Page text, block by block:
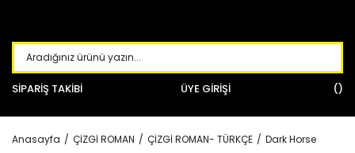
SİPARİŞ TAKİBİ ÜYE GİRİŞİ
Anasayfa ÇİZGİ ROMAN ÇİZGİ ROMAN- TÜRKÇE Dark Horse